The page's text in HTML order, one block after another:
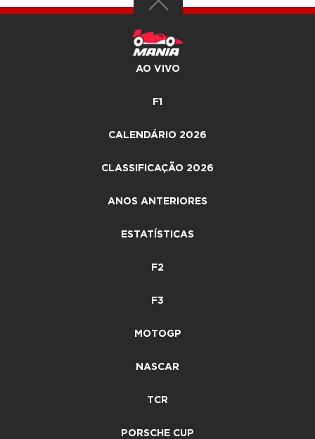
AO VIVO
F1
CALENDÁRIO 2026
CLASSIFICAÇÃO 2026
ANOS ANTERIORES
ESTATÍSTICAS
F2
F3
MOTOGP
NASCAR
TCR
PORSCHE CUP